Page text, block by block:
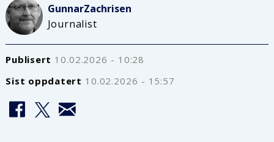
GunnarZachrisen
Journalist
Publisert
10.02.2026 - 10:28
Sist oppdatert
10.02.2026 - 15:57